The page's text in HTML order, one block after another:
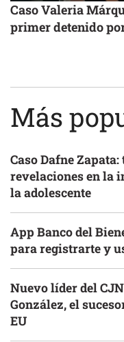
Caso Valeria
primer detenido
Más
Caso Dafne
revelaciones en la
la adolescente
App Banco del
para registrarte y
Nuevo líder del
González, el
EU